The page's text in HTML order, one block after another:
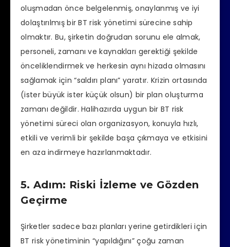
oluşmadan önce belgelenmiş, onaylanmış ve iyi
dolaştırılmış bir BT risk yönetimi sürecine sahip
olmaktır. Bu, şirketin doğrudan sorunu ele almak,
personeli, zamanı ve kaynakları gerektiği şekilde
önceliklendirmek ve herkesin aynı hizada olmasını
sağlamak için “saldırı planı” yaratır. Krizin ortasında
(ister büyük ister küçük olsun) bir plan oluşturma
zamanı değildir. Halihazırda uygun bir BT risk
yönetimi süreci olan organizasyon, konuyla hızlı,
etkili ve verimli bir şekilde başa çıkmaya ve etkisini
en aza indirmeye hazırlanmaktadır.
5. Adım: Riski İzleme ve Gözden
Geçirme
Şirketler sadece bazı planları yerine getirdikleri için
BT risk yönetiminin “yapıldığını” çoğu zaman